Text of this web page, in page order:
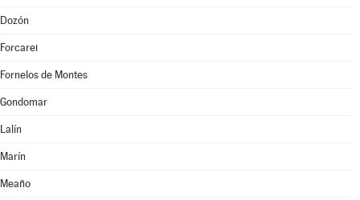
Dozón
Forcarei
Fornelos de Montes
Gondomar
Lalín
Marín
Meaño